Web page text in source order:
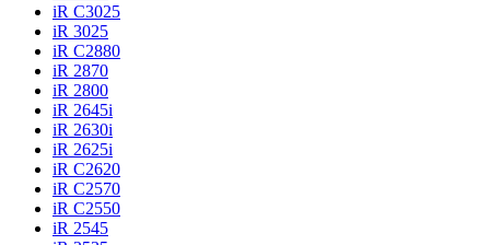
iR C3025
iR 3025
iR C2880
iR 2870
iR 2800
iR 2645i
iR 2630i
iR 2625i
iR C2620
iR C2570
iR C2550
iR 2545